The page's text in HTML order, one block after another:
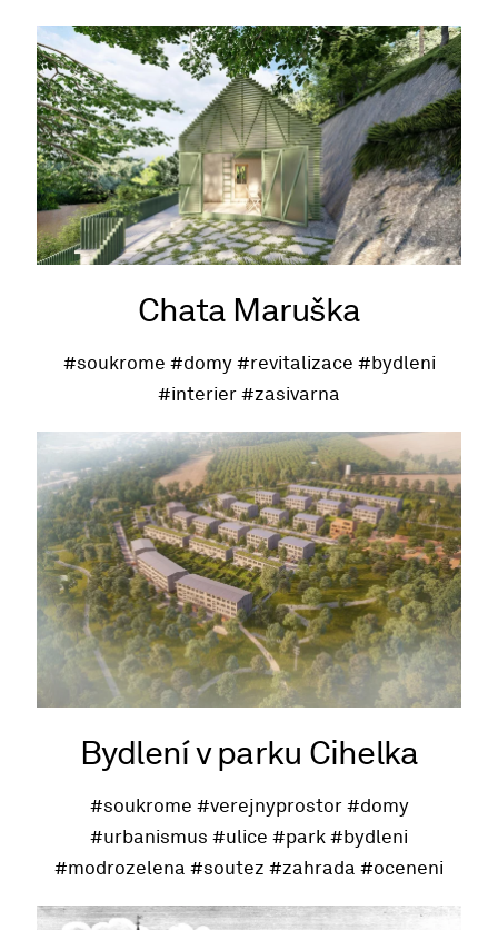
Chata Maruška
#soukrome #domy #revitalizace #bydleni
#interier #zasivarna
Bydlení v parku Cihelka
#soukrome #verejnyprostor #domy
#urbanismus #ulice #park #bydleni
#modrozelena #soutez #zahrada #oceneni